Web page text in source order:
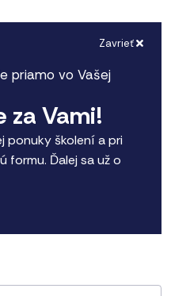
priamo vo Vašej
za Vami!
ponuky školení a pri
formu. Ďalej sa už o
Zavrieť